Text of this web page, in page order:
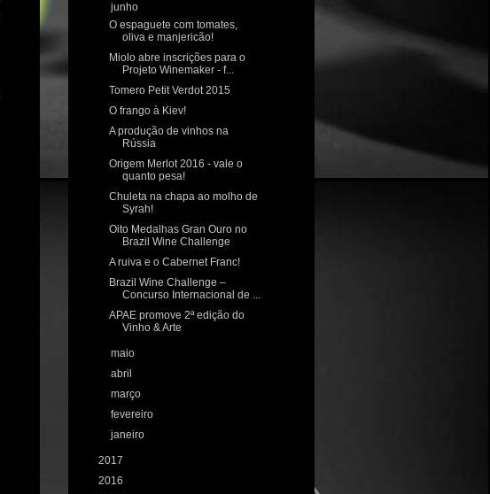
▼junho
O espaguete com tomates,
oliva e manjericão!
Miolo abre inscrições para o
Projeto Winemaker - f...
Tomero Petit Verdot 2015
O frango à Kiev!
A produção de vinhos na
Rússia
Origem Merlot 2016 - vale o
quanto pesa!
Chuleta na chapa ao molho de
Syrah!
Oito Medalhas Gran Ouro no
Brazil Wine Challenge
A ruiva e o Cabernet Franc!
Brazil Wine Challenge –
Concurso Internacional de ...
APAE promove 2ª edição do
Vinho & Arte
►maio
►abril
►março
►fevereiro
►janeiro
2017
2016